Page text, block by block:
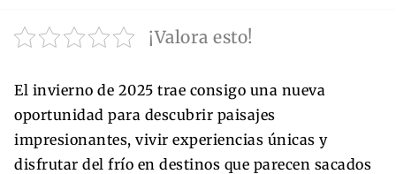
¡Valora esto!
El invierno de 2025 trae consigo una nueva
oportunidad para descubrir paisajes
impresionantes, vivir experiencias únicas y
disfrutar del frío en destinos que parecen sacados